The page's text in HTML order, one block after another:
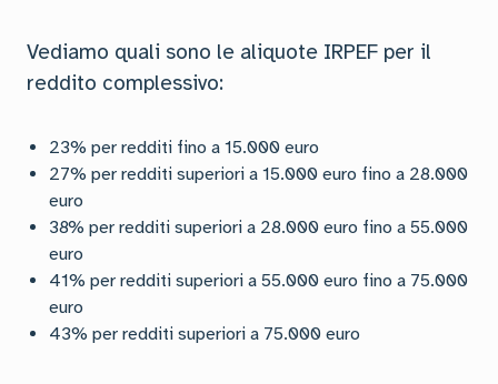
Vediamo quali sono le aliquote IRPEF per il
reddito complessivo:
23% per redditi fino a 15.000 euro
27% per redditi superiori a 15.000 euro fino a 28.000
euro
38% per redditi superiori a 28.000 euro fino a 55.000
euro
41% per redditi superiori a 55.000 euro fino a 75.000
euro
43% per redditi superiori a 75.000 euro